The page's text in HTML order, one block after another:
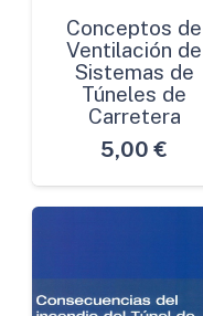
Conceptos de
Ventilación de
Sistemas de
Túneles de
Carretera
5,00 €